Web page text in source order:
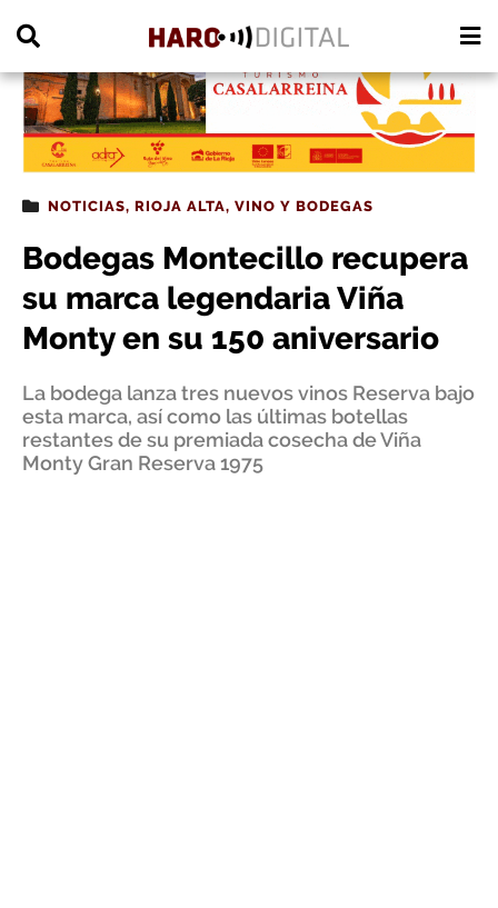
NOTICIAS, RIOJA ALTA, VINO Y BODEGAS
Bodegas Montecillo recupera
su marca legendaria Viña
Monty en su 150 aniversario
La bodega lanza tres nuevos vinos Reserva bajo
esta marca, así como las últimas botellas
restantes de su premiada cosecha de Viña
Monty Gran Reserva 1975